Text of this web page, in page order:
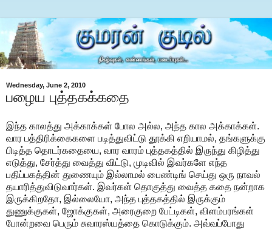
Wednesday, June 2, 2010
பழைய புத்தகக்கதை
இந்த காலத்து அக்காக்கள் போல அல்ல, அந்த கால அக்காக்கள்.
வார பத்திரிக்கைகளை படித்துவிட்டு தூக்கி எறியாமல், தங்களுக்கு
பிடித்த தொடர்கதையை, வார வாரம் புத்தகத்தில் இருந்து கிழித்து
எடுத்து, சேர்த்து வைத்து விட்டு, முடிவில் இவர்களே எந்த
பதிப்பகத்தின் துணையும் இல்லாமல் பைண்டிங் செய்து ஒரு நாவல்
தயாரித்துவிடுவார்கள். இவர்கள் தொகுத்து வைத்த கதை நன்றாக
இருக்கிறதோ, இல்லையோ, அந்த புத்தகத்தில் இருக்கும்
துணுக்குகள், ஜோக்குகள், அரைகுறை பேட்டிகள், விளம்பரங்கள்
போன்றவை பெரும் சுவாரஸ்யத்தை கொடுக்கும். அவ்வப்போது